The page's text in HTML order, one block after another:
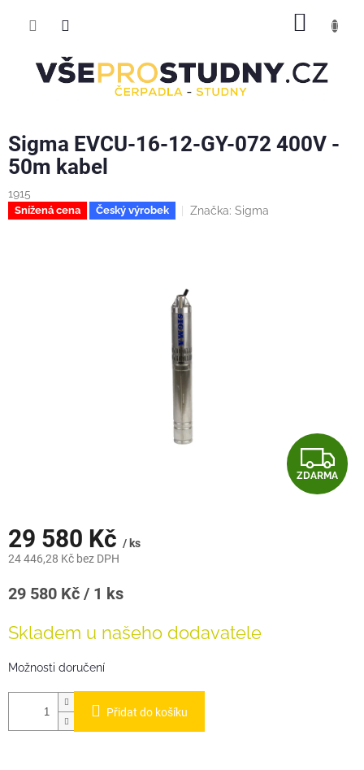
Sigma EVCU-16-12-GY-072 400V -
50m kabel
1915
Snížená cena Český výrobek Značka: Sigma
Z
D
ZDARMA
29 580 Kč / ks
24 446,28 Kč bez DPH
Měrná
29 580 Kč / 1 ks
Skladem u našeho dodavatele
Možnosti doručení
Přidat do košíku